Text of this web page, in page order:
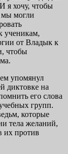
я хочу, чтобы
мы могли
ученикам,
от Владык к
чтобы
упомянул
диктовке на
его слова
групп.
которые
тела желаний,
их против